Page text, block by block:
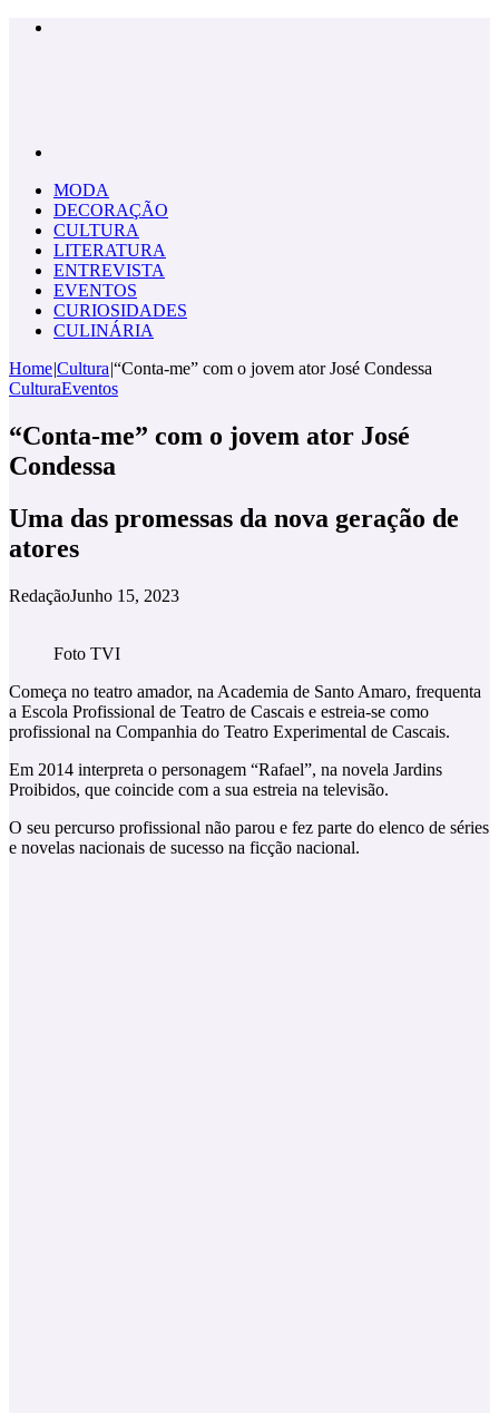
MODA
DECORAÇÃO
CULTURA
LITERATURA
ENTREVISTA
EVENTOS
CURIOSIDADES
CULINÁRIA
Home|Cultura|“Conta-me” com o jovem ator José Condessa
CulturaEventos
“Conta-me” com o jovem ator José
Condessa
Uma das promessas da nova geração de
atores
RedaçãoJunho 15, 2023
Foto TVI
Começa no teatro amador, na Academia de Santo Amaro, frequenta
a Escola Profissional de Teatro de Cascais e estreia-se como
profissional na Companhia do Teatro Experimental de Cascais.
Em 2014 interpreta o personagem “Rafael”, na novela Jardins
Proibidos, que coincide com a sua estreia na televisão.
O seu percurso profissional não parou e fez parte do elenco de séries
e novelas nacionais de sucesso na ficção nacional.